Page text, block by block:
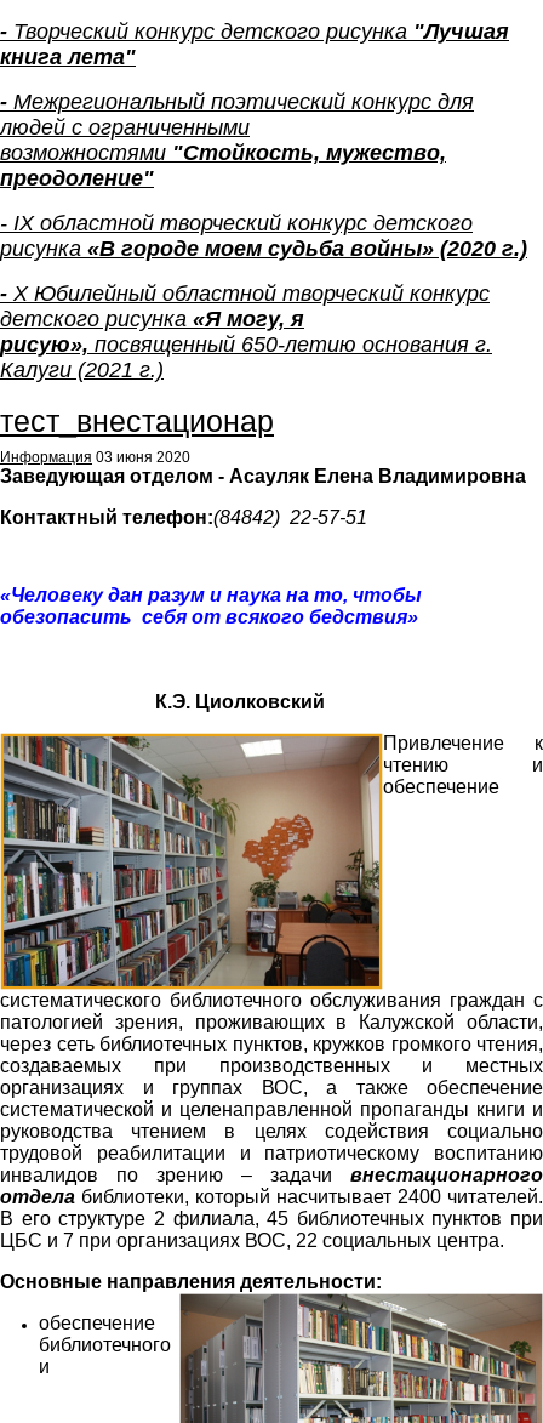
- Творческий конкурс детского рисунка "Лучшая
книга лета"
- Межрегиональный поэтический конкурс для
людей с ограниченными
возможностями "Стойкость, мужество,
преодоление"
- IX областной творческий конкурс детского
рисунка «В городе моем судьба войны» (2020 г.)
- Х Юбилейный областной творческий конкурс
детского рисунка «Я могу, я
рисую», посвященный 650-летию основания г.
Калуги (2021 г.)
тест_внестационар
Информация 03 июня 2020
Заведующая отделом - Асауляк Елена Владимировна
Контактный телефон:(84842) 22-57-51
«Человеку дан разум и наука на то, чтобы
обезопасить себя от всякого бедствия»
К.Э. Циолковский
Привлечение к
чтению и
обеспечение
систематического библиотечного обслуживания граждан с
патологией зрения, проживающих в Калужской области,
через сеть библиотечных пунктов, кружков громкого чтения,
создаваемых при производственных и местных
организациях и группах ВОС, а также обеспечение
систематической и целенаправленной пропаганды книги и
руководства чтением в целях содействия социально
трудовой реабилитации и патриотическому воспитанию
инвалидов по зрению – задачи внестационарного
отдела библиотеки, который насчитывает 2400 читателей.
В его структуре 2 филиала, 45 библиотечных пунктов при
ЦБС и 7 при организациях ВОС, 22 социальных центра.
Основные направления деятельности:
обеспечение
библиотечного
и